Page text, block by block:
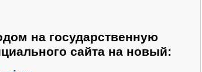
на государственную
сайта на новый: